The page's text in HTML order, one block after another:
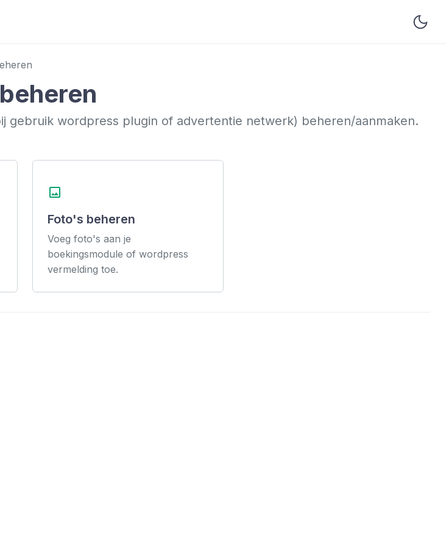
gebruik wordpress plugin of advertentie netwerk) beheren/aanmaken.
photo
Foto's beheren
Voeg foto's aan je
boekingsmodule of wordpress
vermelding toe.